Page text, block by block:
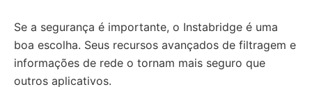
Se a segurança é importante, o Instabridge é uma
boa escolha. Seus recursos avançados de filtragem e
informações de rede o tornam mais seguro que
outros aplicativos.